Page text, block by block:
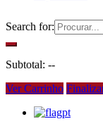
Search for:
Subtotal: --
Ver Carrinho
pt